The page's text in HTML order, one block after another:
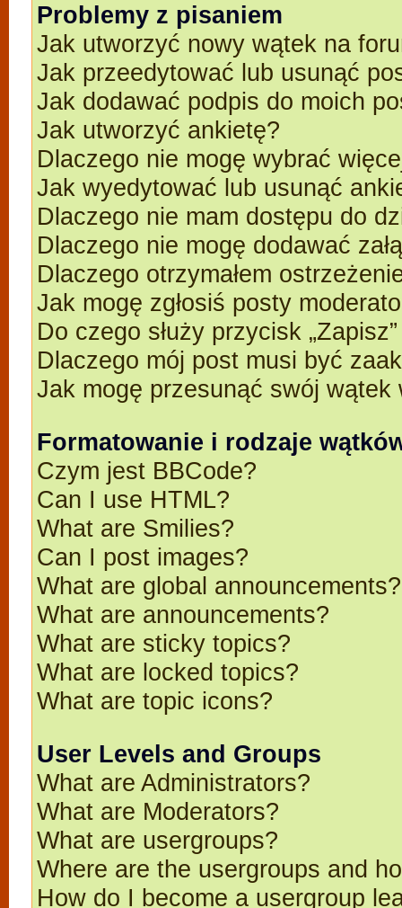
Problemy z pisaniem
Jak utworzyć nowy wątek na
Jak przeedytować lub usunąć
Jak dodawać podpis do moich
Jak utworzyć ankietę?
Dlaczego nie mogę wybrać
Jak wyedytować lub usunąć
Dlaczego nie mam dostępu do
Dlaczego nie mogę dodawać
Dlaczego otrzymałem
Jak mogę zgłosiś posty
Do czego służy przycisk
Dlaczego mój post musi być
Jak mogę przesunąć swój wątek
Formatowanie i rodzaje
Czym jest BBCode?
Can I use HTML?
What are Smilies?
Can I post images?
What are global announcements?
What are announcements?
What are sticky topics?
What are locked topics?
What are topic icons?
User Levels and Groups
What are Administrators?
What are Moderators?
What are usergroups?
Where are the usergroups and
How do I become a usergroup